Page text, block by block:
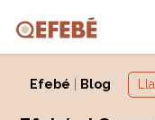
Efebé Blog